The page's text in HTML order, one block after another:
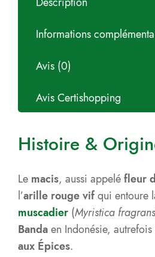
Informations
Avis (0)
Avis Certishopping
Histoire &
Le macis, aussi appeléfleur
l’arille rouge vifqui entoure
muscadier (Myristica fragrans
Bandaen Indonésie,
aux Épices.